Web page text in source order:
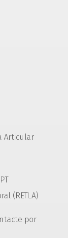
Articular
(RETLA)
por